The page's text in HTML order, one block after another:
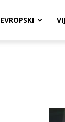
EVROPSKI